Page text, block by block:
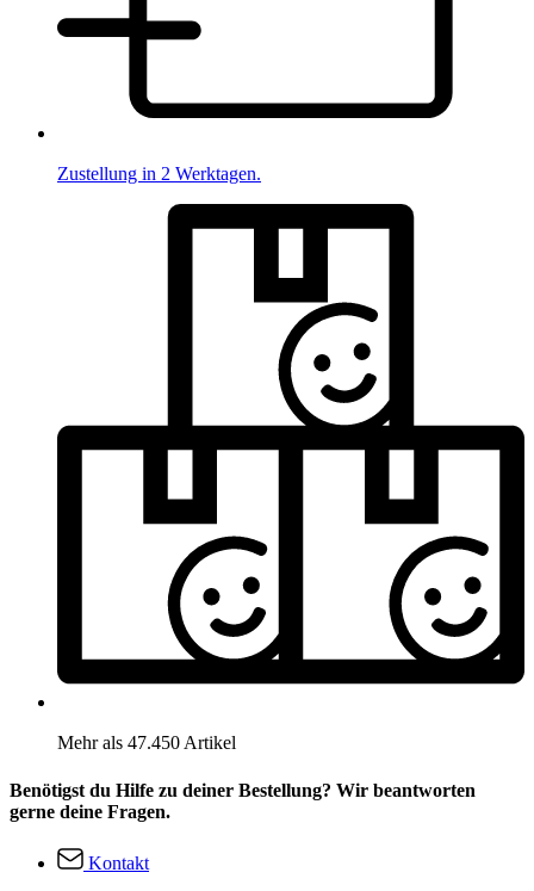
Zustellung in 2 Werktagen.
Mehr als 47.450 Artikel
Benötigst du Hilfe zu deiner Bestellung? Wir beantworten
gerne deine Fragen.
Kontakt